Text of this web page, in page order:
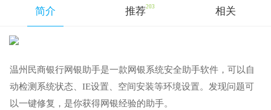
简介 推荐203 相关
温州民商银行网银助手是一款网银系统安全助手软件，可以自
动检测系统状态、IE设置、空间安装等环境设置。发现问题可
以一键修复，是你获得网银经验的助手。